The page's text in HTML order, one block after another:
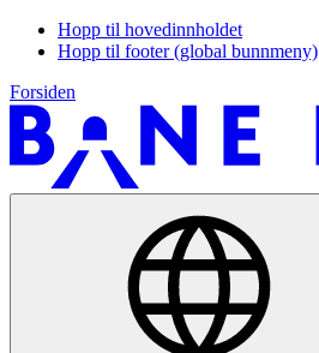
Hopp til hovedinnholdet
Hopp til footer (global bunnmeny)
Forsiden